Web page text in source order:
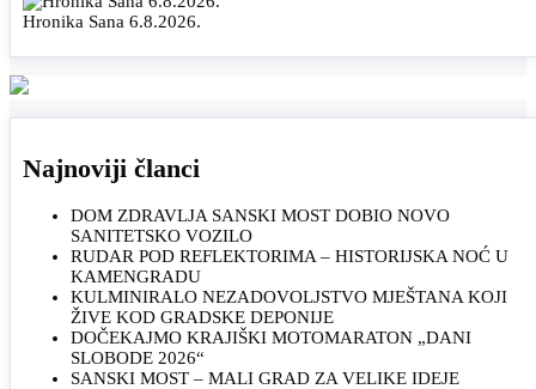
Hronika Sana 6.8.2026.
Najnoviji članci
DOM ZDRAVLJA SANSKI MOST DOBIO NOVO
SANITETSKO VOZILO
RUDAR POD REFLEKTORIMA – HISTORIJSKA NOĆ U
KAMENGRADU
KULMINIRALO NEZADOVOLJSTVO MJEŠTANA KOJI
ŽIVE KOD GRADSKE DEPONIJE
DOČEKAJMO KRAJIŠKI MOTOMARATON „DANI
SLOBODE 2026“
SANSKI MOST – MALI GRAD ZA VELIKE IDEJE